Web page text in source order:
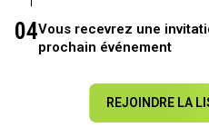
04Vous recevrez une
prochain événement
REJOINDRE LA